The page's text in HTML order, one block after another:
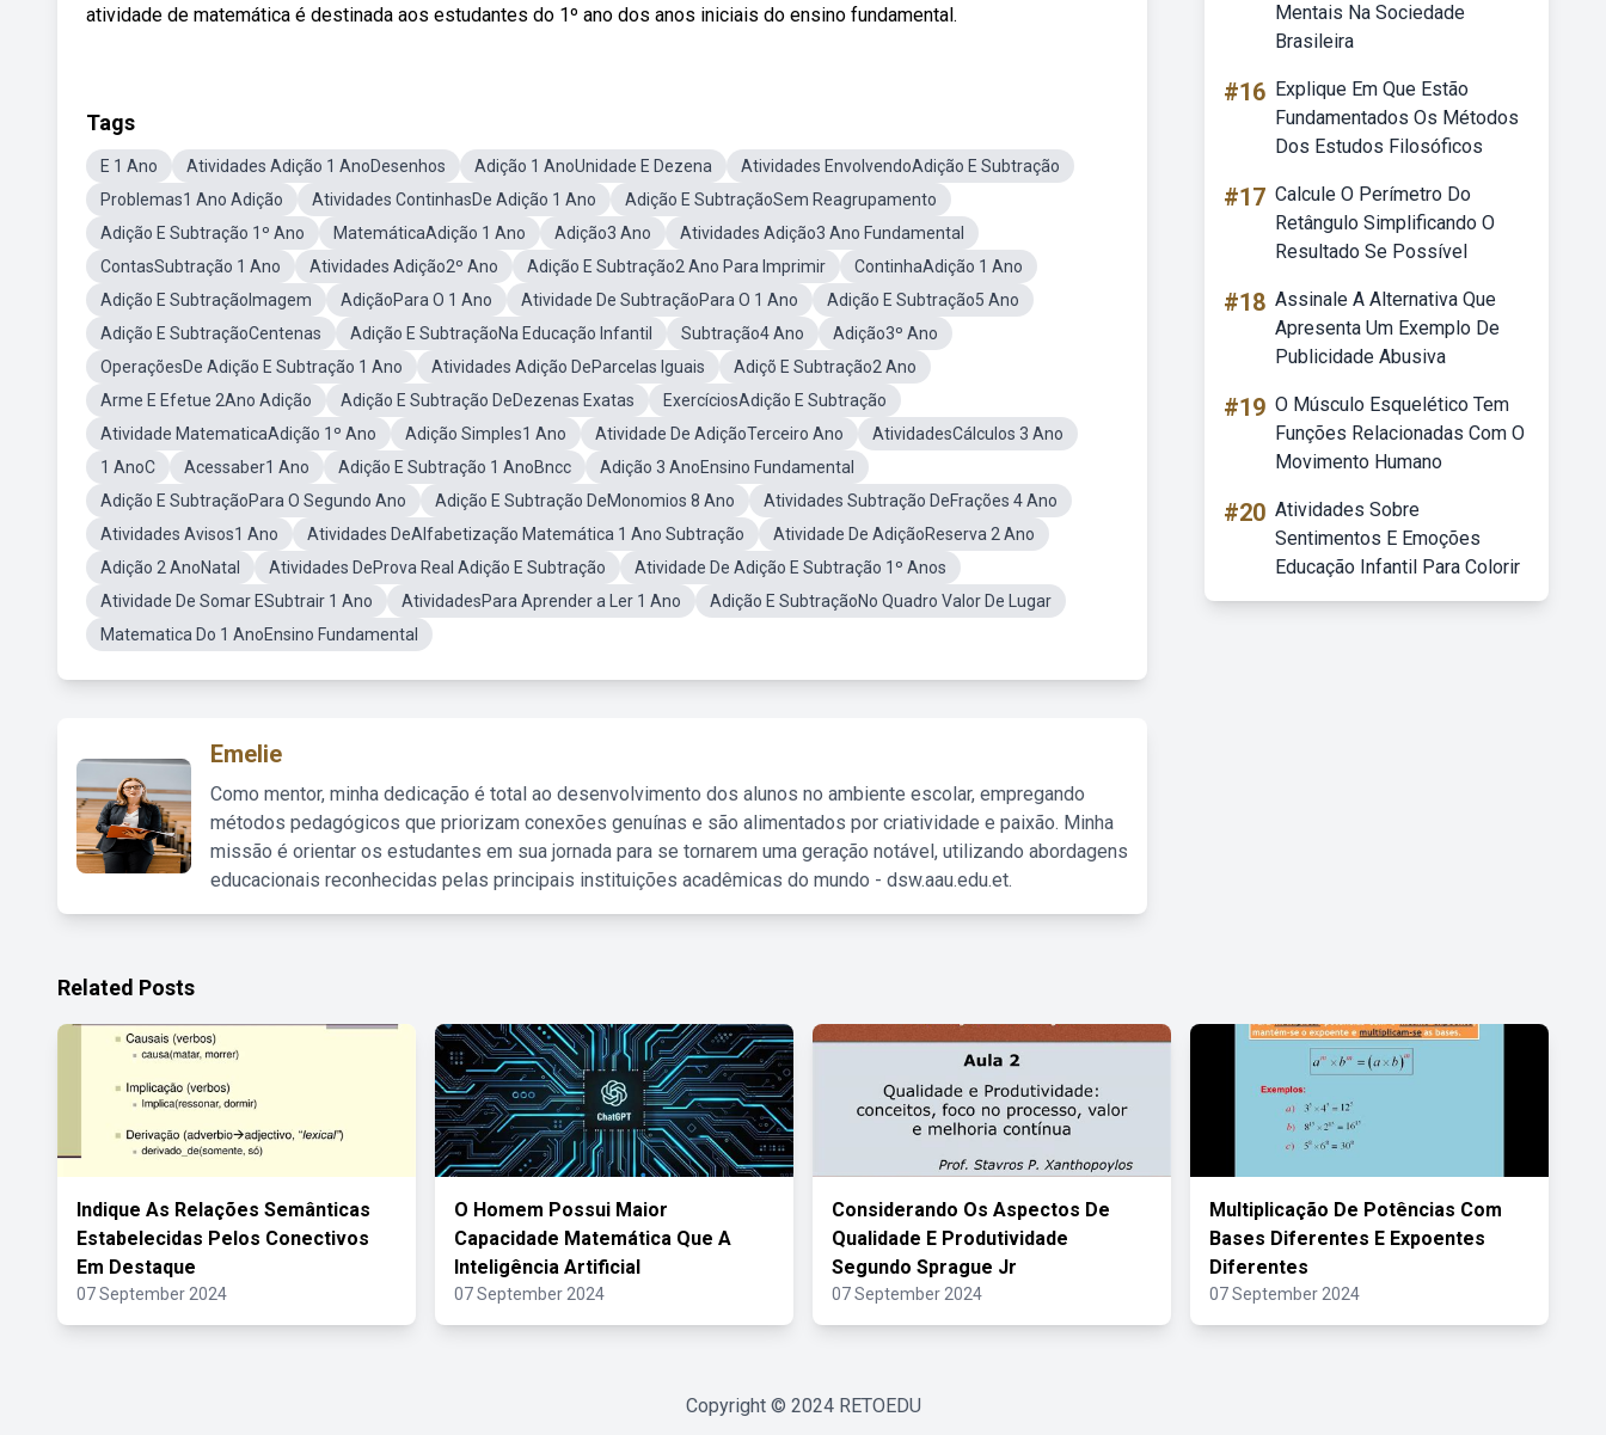
atividade de matemática é destinada aos estudantes do 1º ano dos anos iniciais do ensino fundamental.
Tags
E 1 Ano Atividades Adição 1 AnoDesenhos Adição 1 AnoUnidade E Dezena
Atividades EnvolvendoAdição E Subtração
Problemas1 Ano Adição
Atividades ContinhasDe Adição 1 Ano
Adição E SubtraçãoSem Reagrupamento
Adição E Subtração 1º Ano
MatemáticaAdição 1 Ano Adição3 Ano
Atividades Adição3 Ano Fundamental
ContasSubtração 1 Ano
Atividades Adição2º Ano Adição E Subtração2 Ano Para Imprimir
ContinhaAdição 1 Ano
Adição E SubtraçãoImagem
AdiçãoPara O 1 Ano Atividade De SubtraçãoPara O 1 Ano
Adição E Subtração5 Ano
Adição E SubtraçãoCentenas
Adição E SubtraçãoNa Educação Infantil Subtração4 Ano
Adição3º Ano
OperaçõesDe Adição E Subtração 1 Ano
Atividades Adição DeParcelas Iguais
Adiçõ E Subtração2 Ano
Arme E Efetue 2Ano Adição
Adição E Subtração DeDezenas Exatas
ExercíciosAdição E Subtração
Atividade MatematicaAdição 1º Ano
Adição Simples1 Ano Atividade De AdiçãoTerceiro Ano
AtividadesCálculos 3 Ano
1 AnoC
Acessaber1 Ano Adição E Subtração 1 AnoBncc
Adição 3 AnoEnsino Fundamental
Adição E SubtraçãoPara O Segundo Ano
Adição E Subtração DeMonomios 8 Ano
Atividades Subtração DeFrações 4 Ano
Atividades Avisos1 Ano
Atividades DeAlfabetização Matemática 1 Ano Subtração
Atividade De AdiçãoReserva 2 Ano
Adição 2 AnoNatal
Atividades DeProva Real Adição E Subtração
Atividade De Adição E Subtração 1º Anos
Atividade De Somar ESubtrair 1 Ano
AtividadesPara Aprender a Ler 1 Ano
Adição E SubtraçãoNo Quadro Valor De Lugar
Matematica Do 1 AnoEnsino Fundamental
Emelie
Como mentor, minha dedicação é total ao desenvolvimento dos alunos no ambiente escolar, empregando
métodos pedagógicos que priorizam conexões genuínas e são alimentados por criatividade e paixão. Minha
missão é orientar os estudantes em sua jornada para se tornarem uma geração notável, utilizando abordagens
educacionais reconhecidas pelas principais instituições acadêmicas do mundo - dsw.aau.edu.et.
Mentais Na Sociedade
Brasileira
#16 Explique Em Que Estão
Fundamentados Os Métodos
Dos Estudos Filosóficos
#17 Calcule O Perímetro Do
Retângulo Simplificando O
Resultado Se Possível
#18 Assinale A Alternativa Que
Apresenta Um Exemplo De
Publicidade Abusiva
#19 O Músculo Esquelético Tem
Funções Relacionadas Com O
Movimento Humano
#20 Atividades Sobre
Sentimentos E Emoções
Educação Infantil Para Colorir
Related Posts
Indique As Relações Semânticas
Estabelecidas Pelos Conectivos
Em Destaque
07 September 2024
O Homem Possui Maior
Capacidade Matemática Que A
Inteligência Artificial
07 September 2024
Considerando Os Aspectos De
Qualidade E Produtividade
Segundo Sprague Jr
07 September 2024
Multiplicação De Potências Com
Bases Diferentes E Expoentes
Diferentes
07 September 2024
Copyright © 2024 RETOEDU